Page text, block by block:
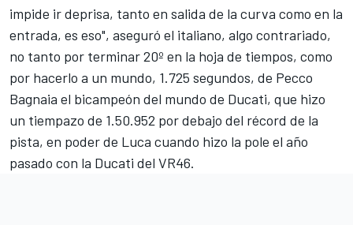
impide ir deprisa, tanto en salida de la curva como en la
entrada, es eso", aseguró el italiano, algo contrariado,
no tanto por terminar 20º en la hoja de tiempos, como
por hacerlo a un mundo, 1.725 segundos, de Pecco
Bagnaia el bicampeón del mundo de Ducati, que hizo
un tiempazo de 1.50.952 por debajo del récord de la
pista, en poder de Luca cuando hizo la pole el año
pasado con la Ducati del VR46.